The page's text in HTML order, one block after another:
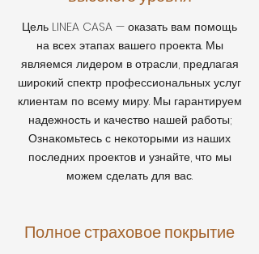
Цель LINEA CASA — оказать вам помощь
на всех этапах вашего проекта. Мы
являемся лидером в отрасли, предлагая
широкий спектр профессиональных услуг
клиентам по всему миру. Мы гарантируем
надежность и качество нашей работы;
Ознакомьтесь с некоторыми из наших
последних проектов и узнайте, что мы
можем сделать для вас.
Полное страховое покрытие